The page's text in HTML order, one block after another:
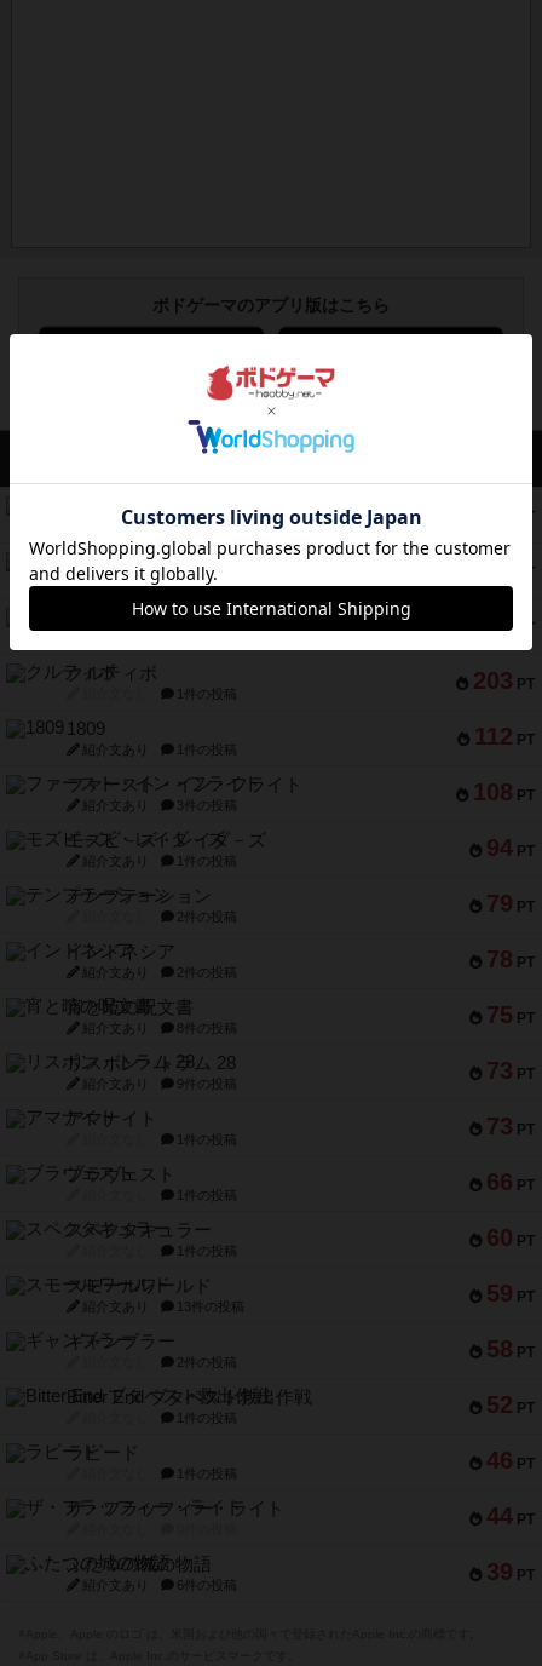
ボドゲーマのアプリ版はこちら
アクセス数 急上昇中
PT
コレクト！
紹介文なし 1件の投稿
PT
無限まちがいさがし
紹介文あり 2件の投稿
217 PT
ガルフストライク
203 PT
クルティボ
1件の投稿
112 PT
1809
紹介文あり 1件の投稿
108 PT
ファースト・イン・フライト
紹介文あり 3件の投稿
94 PT
モズビ－ズ・レイダ－ズ
紹介文あり 1件の投稿
79 PT
テンプテーション
2件の投稿
78 PT
インドネシア
紹介文あり 2件の投稿
75 PT
宵と暁の呪文書
紹介文あり 8件の投稿
73 PT
リスボン・トラム 28
紹介文あり 9件の投稿
73 PT
アマナイト
1件の投稿
66 PT
ブラヴェスト
1件の投稿
60 PT
スペクタキュラー
1件の投稿
59 PT
スモールワールド
紹介文あり 13件の投稿
58 PT
ギャンブラー
2件の投稿
52 PT
Bitter End ブタペスト救出作戦
1件の投稿
46 PT
ラピード
1件の投稿
44 PT
ザ・フラッフィー・ライト
39 PT
ふたつの城の物語
紹介文あり 6件の投稿